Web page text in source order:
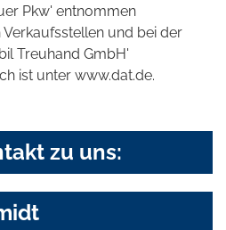
Pkw' entnommen
und bei der
Treuhand GmbH'
ist unter www.dat.de.
zu uns: